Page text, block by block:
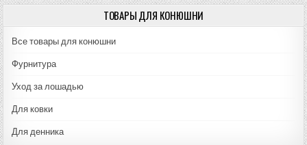
ТОВАРЫ ДЛЯ КОНЮШНИ
Все товары для конюшни
Фурнитура
Уход за лошадью
Для ковки
Для денника